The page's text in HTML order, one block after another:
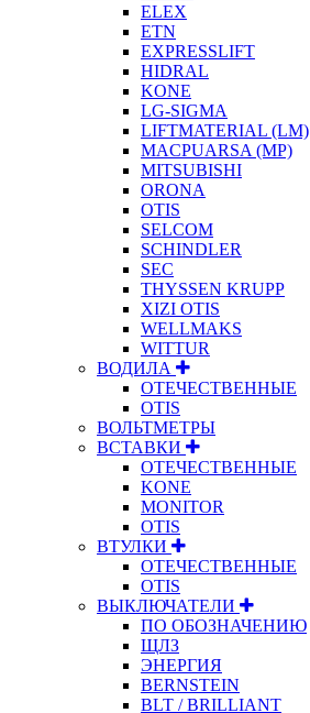
ELEX
ETN
EXPRESSLIFT
HIDRAL
KONE
LG-SIGMA
LIFTMATERIAL (LM)
MACPUARSA (MP)
MITSUBISHI
ORONA
OTIS
SELCOM
SCHINDLER
SEC
THYSSEN KRUPP
XIZI OTIS
WELLMAKS
WITTUR
ВОДИЛА
ОТЕЧЕСТВЕННЫЕ
OTIS
ВОЛЬТМЕТРЫ
ВСТАВКИ
ОТЕЧЕСТВЕННЫЕ
KONE
MONITOR
OTIS
ВТУЛКИ
ОТЕЧЕСТВЕННЫЕ
OTIS
ВЫКЛЮЧАТЕЛИ
ПО ОБОЗНАЧЕНИЮ
ЩЛЗ
ЭНЕРГИЯ
BERNSTEIN
BLT / BRILLIANT